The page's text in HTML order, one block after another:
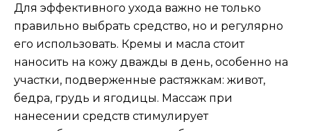
Для эффективного ухода важно не только
правильно выбрать средство, но и регулярно
его использовать. Кремы и масла стоит
наносить на кожу дважды в день, особенно на
участки, подверженные растяжкам: живот,
бедра, грудь и ягодицы. Массаж при
нанесении средств стимулирует